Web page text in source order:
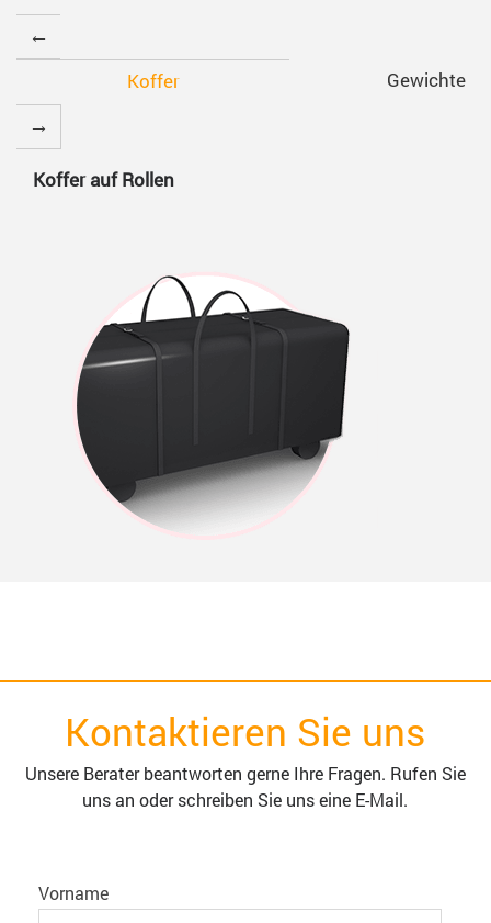
Koffer Gewichte
Koffer auf Rollen
Kontaktieren Sie uns
Unsere Berater beantworten gerne Ihre Fragen. Rufen Sie
uns an oder schreiben Sie uns eine E-Mail.
Vorname